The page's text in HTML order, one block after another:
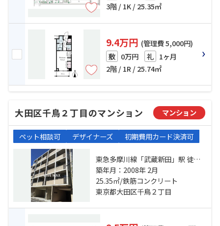
3階 / 1K / 25.35㎡
9.4万円 (管理費 5,000円)
敷 0万円 礼 1ヶ月
2階 / 1R / 25.74㎡
大田区千鳥２丁目のマンション マンション
ペット相談可 デザイナーズ 初期費用カード決済可
東急多摩川線「武蔵新田」駅 徒歩2
分 東急池上線「千鳥町」駅 徒歩8分
東急多摩川線「下丸子」駅 徒歩10
分
築年月：2008年 2月
25.35㎡/鉄筋コンクリート
東京都大田区千鳥２丁目